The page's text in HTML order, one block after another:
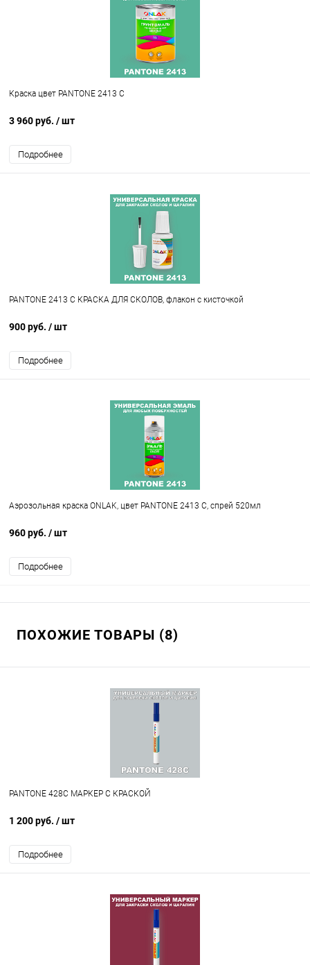
Краска цвет PANTONE 2413 C
3 960 руб. / шт
Подробнее
PANTONE 2413 C КРАСКА ДЛЯ СКОЛОВ, флакон с кисточкой
900 руб. / шт
Подробнее
Аэрозольная краска ONLAK, цвет PANTONE 2413 C, спрей 520мл
960 руб. / шт
Подробнее
ПОХОЖИЕ ТОВАРЫ (8)
PANTONE 428C МАРКЕР С КРАСКОЙ
1 200 руб. / шт
Подробнее